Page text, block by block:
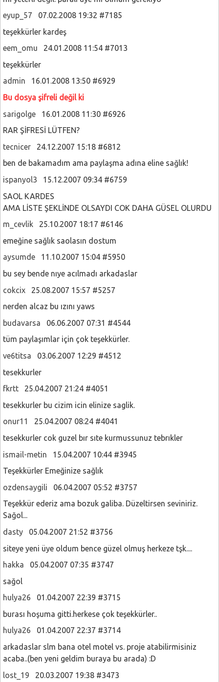
eyup_57 07.02.2008 19:32 #7185
teşekkürler kardeş
eem_omu 24.01.2008 11:54 #7013
teşekkürler
admin 16.01.2008 13:50 #6929
Bu dosya şifreli değil ki
sarigolge 16.01.2008 11:30 #6926
RAR ŞİFRESİ LÜTFEN?
tecnicer 24.12.2007 15:18 #6812
ben de bakamadım ama paylaşma adına eline sağlık!
ispanyol3 15.12.2007 09:34 #6759
SAOL KARDES
AMA LİSTE ŞEKLİNDE OLSAYDI COK DAHA GÜSEL OLURDU
m_cevlik 25.10.2007 18:17 #6146
emeğine sağlık saolasın dostum
aysumde 11.10.2007 15:04 #5950
bu sey bende nıye acılmadı arkadaslar
cokcix 25.08.2007 15:57 #5257
nerden alcaz bu ızını yaws
budavarsa 06.06.2007 07:31 #4544
tüm paylaşımlar için çok teşekkürler.
ve6titsa 03.06.2007 12:29 #4512
tesekkurler
fkrtt 25.04.2007 21:24 #4051
tesekkurler bu cizim icin elinize saglik.
onur11
25.04.2007 08:24 #4041
tesekkurler cok guzel bır sıte kurmussunuz tebrıkler
ismail-metin 15.04.2007 10:44 #3945
Teşekkürler Emeğinize sağlık
ozdensaygili 06.04.2007 05:52 #3757
Teşekkür ederiz ama bozuk galiba. Düzeltirsen seviniriz.
Sağol...
dasty 05.04.2007 21:52 #3756
siteye yeni üye oldum bence güzel olmuş herkeze tşk....
hakka 05.04.2007 07:35 #3747
sağol
hulya26 01.04.2007 22:39 #3715
burası hoşuma gitti.herkese çok teşekkürler..
hulya26 01.04.2007 22:37 #3714
arkadaslar slm bana otel motel vs. proje atabilirmisiniz
acaba..(ben yeni geldim buraya bu arada) :D
lost_19 20.03.2007 19:38 #3473